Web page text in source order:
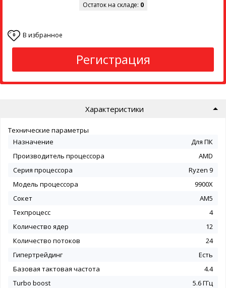
Остаток на складе: 0
0 В избранное
Регистрация
Характеристики
Технические параметры
Назначение
Для ПК
Производитель процессора
AMD
Серия процессора
Ryzen 9
Модель процессора
9900X
Сокет
AM5
Техпроцесс
4
Количество ядер
12
Количество потоков
24
Гипертрейдинг
Есть
Базовая тактовая частота
4.4
Turbo boost
5.6 ГГц